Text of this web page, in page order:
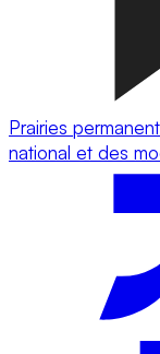
Prairies
national et des